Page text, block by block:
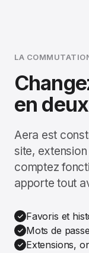
LA
en
Aera est
site,
comptez
apporte tout
Favoris et
Mots de
Extensions,